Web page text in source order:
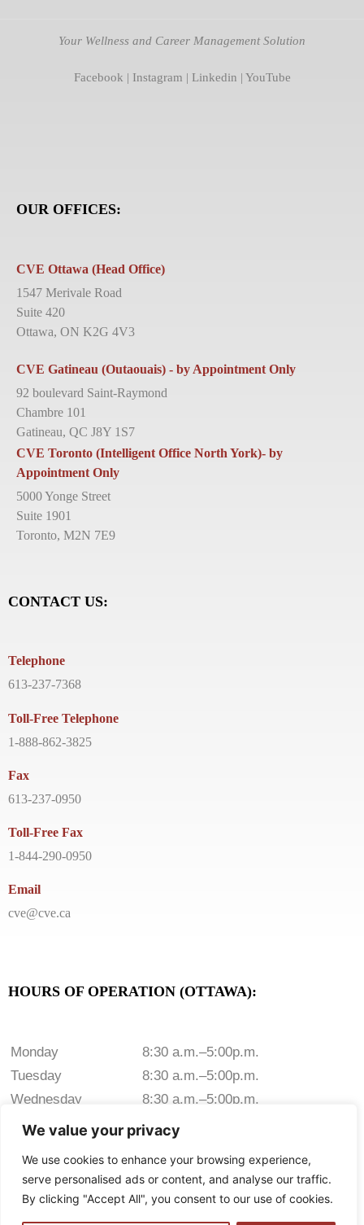
We value your privacy
We use cookies to enhance your browsing experience,
serve personalised ads or content, and analyse our traffic.
By clicking "Accept All", you consent to our use of cookies.
Your Wellness and Career Management Solution
Facebook | Instagram | Linkedin | YouTube
OUR OFFICES:
CVE Ottawa (Head Office)
1547 Merivale Road
Suite 420
Ottawa, ON K2G 4V3
CVE Gatineau (Outaouais) - by Appointment Only
92 boulevard Saint-Raymond
Chambre 101
Gatineau, QC J8Y 1S7
CVE Toronto (Intelligent Office North York)- by
Appointment Only
5000 Yonge Street
Suite 1901
Toronto, M2N 7E9
CONTACT US:
Telephone
613-237-7368
Toll-Free Telephone
1-888-862-3825
Fax
613-237-0950
Toll-Free Fax
1-844-290-0950
Email
cve@cve.ca
HOURS OF OPERATION (OTTAWA):
Monday
8:30 a.m.–5:00p.m.
Tuesday
8:30 a.m.–5:00p.m.
Wednesday
8:30 a.m.–5:00p.m.
Thursday
8:30 a.m.–5:00p.m.
Closed
Sunday
Closed